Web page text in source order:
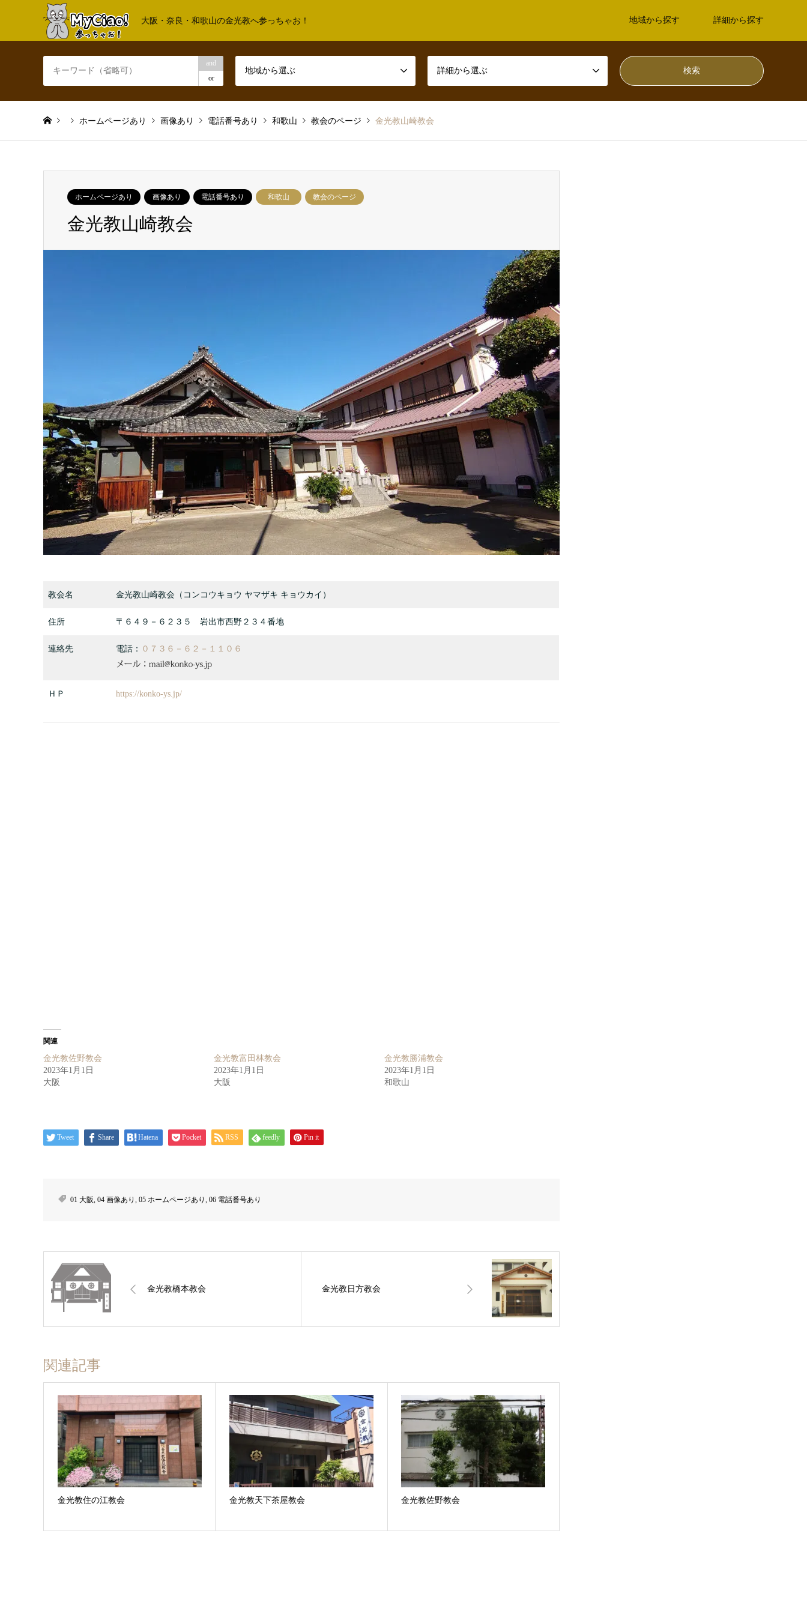
大阪・奈良・和歌山の金光教へ参っちゃお！ 地域から探す 詳細から探す
and
or
地域から選ぶ 詳細から選ぶ
ホームページあり 画像あり 電話番号あり 和歌山 教会のページ 金光教山崎教会
ホームページあり 画像あり 電話番号あり 和歌山 教会のページ
金光教山崎教会
教会名 金光教山崎教会（コンコウキョウ ヤマザキ キョウカイ）
住所 〒６４９－６２３５ 岩出市西野２３４番地
連絡先 電話： ０７３６－６２－１１０６
ＨＰ https://konko-ys.jp/
関連
金光教佐野教会
2023年1月1日
大阪
金光教富田林教会
2023年1月1日
大阪
金光教勝浦教会
2023年1月1日
和歌山
Tweet Share Hatena Pocket RSS feedly Pin it
01 大阪, 04 画像あり , 05 ホームページあり , 06 電話番号あり
金光教橋本教会 金光教日方教会
関連記事
金光教住の江教会 金光教天下茶屋教会 金光教佐野教会